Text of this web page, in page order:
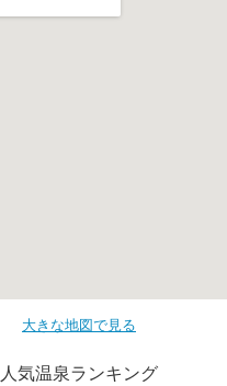
大きな地図で見る
人気温泉ランキング